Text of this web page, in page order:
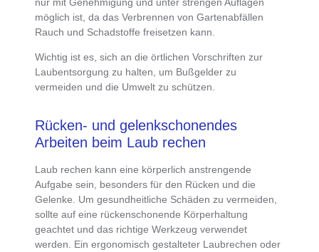
möglich ist , da das Verbrennen von Gartenabfällen
Rauch und Schadstoffe freisetzen kann.
Wichtig ist es, sich an dieörtlichen Vorschriften zur
Laubentsorgung zu halten , um Bußgelder zu
vermeiden und die Umwelt zu schützen.
Rücken- und gelenkschonendes
Arbeiten beim Laub rechen
Laub rechen kann eine körperlich anstrengende
Aufgabe sein , besonders für den Rücken und die
Gelenke. Umgesundheitliche Schäden zu vermeiden
sollte auf eine rückenschonende Körperhaltung
geachtet und das richtige Werkzeug verwendet
werden . Einergonomisch gestalteter Laubrechen oder